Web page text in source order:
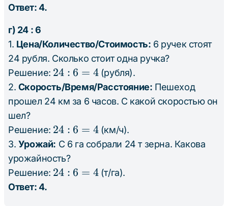
4
Ответ: 4.
г) 24 : 6
1. Цена/Количество/Стоимость: 6 ручек стоят
24 рубля. Сколько стоит одна ручка?
Решение: 24
:
6
4
24 : 6 = 4(рубля).
2. Скорость/Время/Расстояние: Пешеход
прошел 24 км за 6 часов. С какой скоростью он
шел?
Решение: 24
:
6
=
24 : 6 = 4(км/ч).
3. Урожай: С 6 га собрали 24 т зерна. Какова
урожайность?
Решение: 24
24 : 6 = 4(т/га).
Ответ: 4.